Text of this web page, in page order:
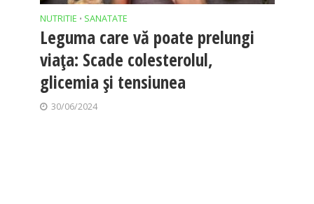
NUTRITIE • SANATATE
Leguma care vă poate prelungi
viața: Scade colesterolul,
glicemia și tensiunea
30/06/2024